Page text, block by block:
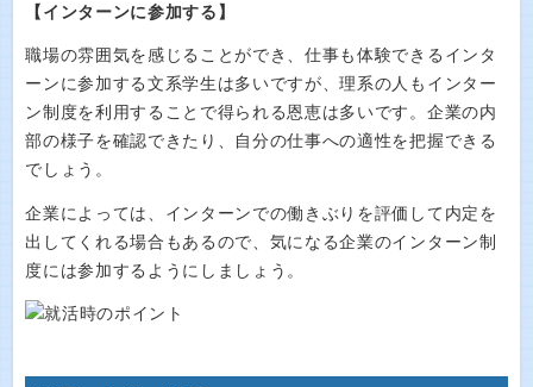
【インターンに参加する】
職場の雰囲気を感じることができ、仕事も体験できるインタ
ーンに参加する文系学生は多いですが、理系の人もインター
ン制度を利用することで得られる恩恵は多いです。企業の内
部の様子を確認できたり、自分の仕事への適性を把握できる
でしょう。
企業によっては、インターンでの働きぶりを評価して内定を
出してくれる場合もあるので、気になる企業のインターン制
度には参加するようにしましょう。